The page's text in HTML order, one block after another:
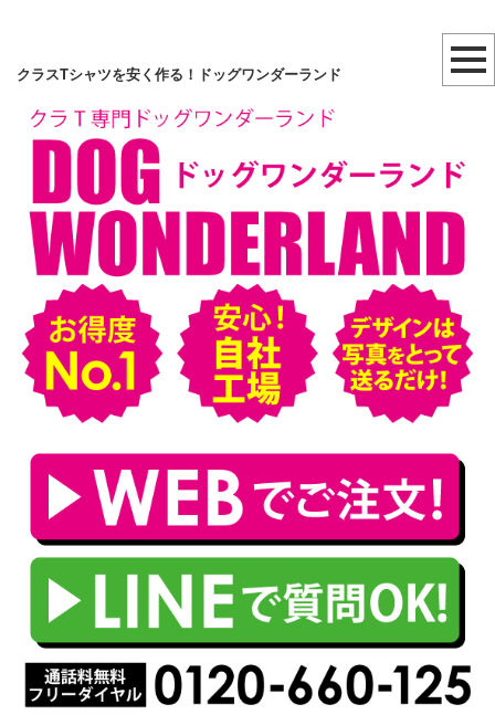
クラスTシャツを安く作る！ドッグワンダーランド